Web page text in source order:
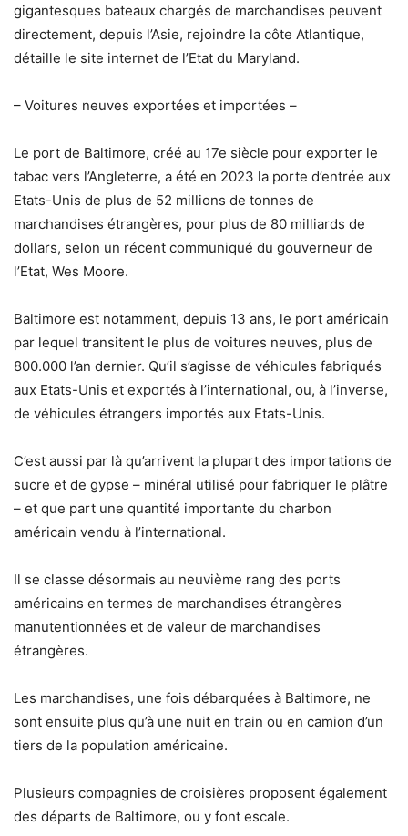
gigantesques bateaux chargés de marchandises peuvent
directement, depuis l’Asie, rejoindre la côte Atlantique,
détaille le site internet de l’Etat du Maryland.
– Voitures neuves exportées et importées –
Le port de Baltimore, créé au 17e siècle pour exporter le
tabac vers l’Angleterre, a été en 2023 la porte d’entrée aux
Etats-Unis de plus de 52 millions de tonnes de
marchandises étrangères, pour plus de 80 milliards de
dollars, selon un récent communiqué du gouverneur de
l’Etat, Wes Moore.
Baltimore est notamment, depuis 13 ans, le port américain
par lequel transitent le plus de voitures neuves, plus de
800.000 l’an dernier. Qu’il s’agisse de véhicules fabriqués
aux Etats-Unis et exportés à l’international, ou, à l’inverse,
de véhicules étrangers importés aux Etats-Unis.
C’est aussi par là qu’arrivent la plupart des importations de
sucre et de gypse – minéral utilisé pour fabriquer le plâtre
– et que part une quantité importante du charbon
américain vendu à l’international.
Il se classe désormais au neuvième rang des ports
américains en termes de marchandises étrangères
manutentionnées et de valeur de marchandises
étrangères.
Les marchandises, une fois débarquées à Baltimore, ne
sont ensuite plus qu’à une nuit en train ou en camion d’un
tiers de la population américaine.
Plusieurs compagnies de croisières proposent également
des départs de Baltimore, ou y font escale.